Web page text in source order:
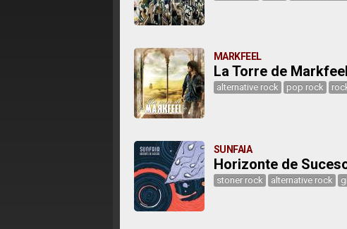
MARKFEEL
La Torre de Markfeel
alternative rock pop rock
SUNFAIA
Horizonte de
stoner rock alternative rock